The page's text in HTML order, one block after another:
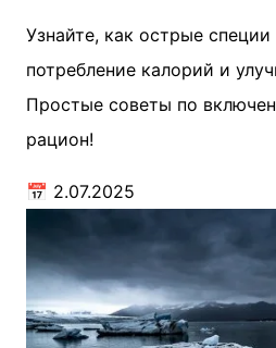
Узнайте, как острые
потребление калорий и
Простые советы по
рацион!
📅 2.07.2025